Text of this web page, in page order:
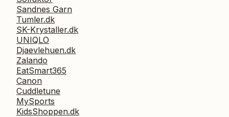
Sandnes Garn
Tumler.dk
SK-Krystaller.dk
UNIQLO
Djaevlehuen.dk
Zalando
EatSmart365
Canon
Cuddletune
MySports
KidsShoppen.dk